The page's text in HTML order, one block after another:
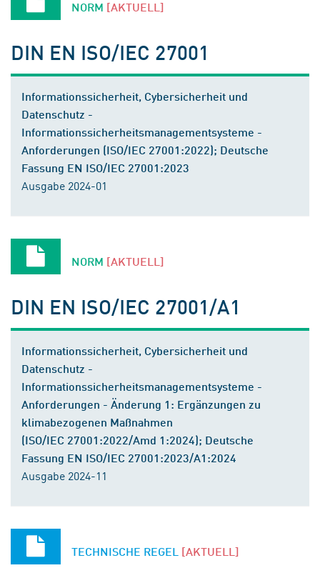
NORM [AKTUELL]
DIN EN ISO/IEC 27001
Informationssicherheit, Cybersicherheit und
Datenschutz -
Informationssicherheitsmanagementsysteme -
Anforderungen (ISO/IEC 27001:2022); Deutsche
Fassung EN ISO/IEC 27001:2023
Ausgabe 2024-01
NORM [AKTUELL]
DIN EN ISO/IEC 27001/A1
Informationssicherheit, Cybersicherheit und
Datenschutz -
Informationssicherheitsmanagementsysteme -
Anforderungen - Änderung 1: Ergänzungen zu
klimabezogenen Maßnahmen
(ISO/IEC 27001:2022/Amd 1:2024); Deutsche
Fassung EN ISO/IEC 27001:2023/A1:2024
Ausgabe 2024-11
TECHNISCHE REGEL [AKTUELL]